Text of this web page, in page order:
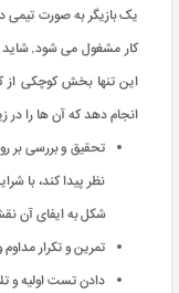
یک بازیگر به صورت تیمی در
کار مشغول می شود. شاید
این تنها بخش کوچکی از
انجام دهد که آن ها را در
تحقیق و بررسی بر
نظر پیدا کند، با
شکل به ایفای آن
تمرین و تکرار
دادن تست اولیه و